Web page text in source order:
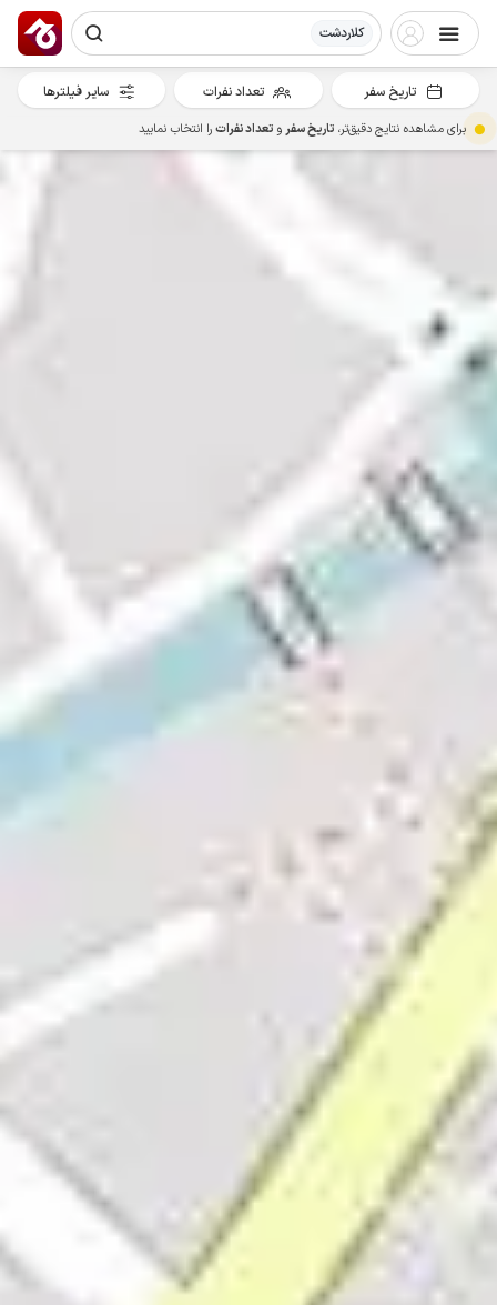
کلاردشت
تاریخ سفر تعداد نفرات سایر فیلترها
برای مشاهده نتایج دقیق‌تر، تاریخ سفرو تعداد نفراترا انتخاب نمایید